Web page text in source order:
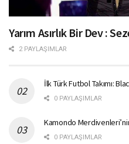
Yarım Asırlık Bir Dev :
2 PAYLAŞIMLAR
İlk Türk Futbol Takımı:
0 PAYLAŞIMLAR
Kamondo
0 PAYLAŞIMLAR